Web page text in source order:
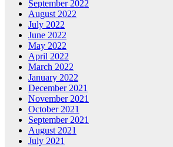
September 2022
August 2022
July 2022
June 2022
May 2022
April 2022
March 2022
January 2022
December 2021
November 2021
October 2021
September 2021
August 2021
July 2021